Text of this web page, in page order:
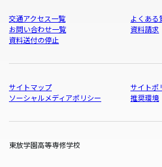
交通アクセス一覧
よくある
お問い合わせ一覧
資料請求
資料送付の停止
サイトマップ
サイトポ
ソーシャルメディアポリシー
推奨環境
東放学園高等専修学校